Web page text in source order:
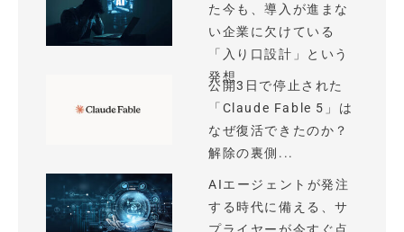
た今も、導入が進まな
い企業に欠けている
「入り口設計」という
発想
公開3日で停止された
「Claude Fable 5」は
なぜ復活できたのか？
解除の裏側...
AIエージェントが発注
する時代に備える、サ